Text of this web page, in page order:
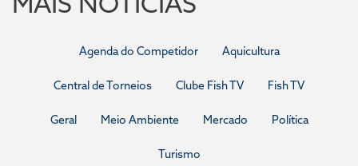
Agenda do Competidor Aquicultura
Central de Torneios Clube Fish TV Fish TV
Geral Meio Ambiente Mercado Política
Turismo